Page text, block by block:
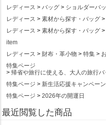
レディース バッグ
ショルダーバ
レディース
素材から探す・バッグ
レディース
素材から探す・バッグ
item
レディース
財布・革小物 特集
特集ページ
帰省や旅行に使える、大人の旅行
特集ページ
新生活応援キャンペーン
特集ページ
2026年の開運日
最近閲覧した商品